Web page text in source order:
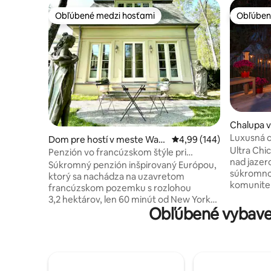
Obľúbené medzi hosťami
Obľúbené medzi hosťami
Dom pre hostí v meste Wac
cabuc
Priemerné
4,99 (144)
Penzión vo francúzskom štýle pri
súkromnom jazere
Súkromný penzión inšpirovaný Európou,
ktorý sa nachádza na uzavretom
francúzskom pozemku s rozlohou
3,2 hektárov, len 60 minút od New Yorku.
Prostredie obklopené upravenými
záhradami, sochami z 18. storočia a
Chalupa
d Lake
Luxusná
na jazero
Ultra
nad
komunite pri
kúpeľov
Tubing,
Obľúbené